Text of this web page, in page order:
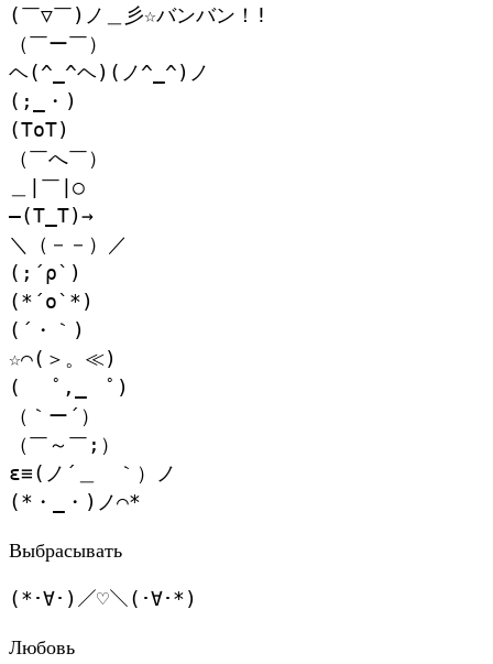
(￣▽￣)ノ＿彡☆バンバン！!
（￣ー￣）
ヘ(^_^ヘ)(ノ^_^)ノ
(;_・)
(ToT)
（￣へ￣）
＿|￣|○
―(T_T)→
＼（－－）／
(;´ρ`)
(*´ο`*)
(´・｀)
☆⌒(＞。≪)
( ﾟ,_ゝﾟ)
（｀ー´）
（￣～￣;）
ε≡(ノ´＿ゝ｀）ノ
(*・_・)ノ⌒*
Выбрасывать
(*･∀･)／♡＼(･∀･*)
Любовь